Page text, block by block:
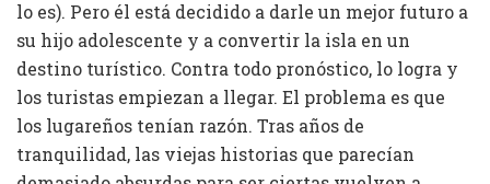
lo es). Pero él está decidido a darle un mejor futuro a
su hijo adolescente y a convertir la isla en un
destino turístico. Contra todo pronóstico, lo logra y
los turistas empiezan a llegar. El problema es que
los lugareños tenían razón. Tras años de
tranquilidad, las viejas historias que parecían